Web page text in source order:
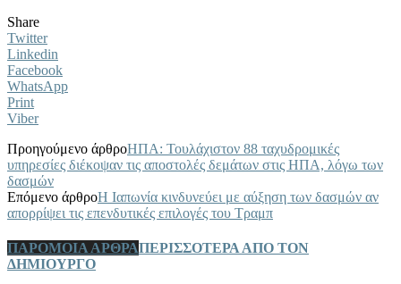
Share
Twitter
Linkedin
Facebook
WhatsApp
Print
Viber
Προηγούμενο άρθροΗΠΑ: Τουλάχιστον 88 ταχυδρομικές
υπηρεσίες διέκοψαν τις αποστολές δεμάτων στις ΗΠΑ, λόγω των
δασμών
Επόμενο άρθροΗ Ιαπωνία κινδυνεύει με αύξηση των δασμών αν
απορρίψει τις επενδυτικές επιλογές του Τραμπ
ΠΑΡΟΜΟΙΑ ΑΡΘΡΑΠΕΡΙΣΣΟΤΕΡΑ ΑΠΟ ΤΟΝ
ΔΗΜΙΟΥΡΓΟ